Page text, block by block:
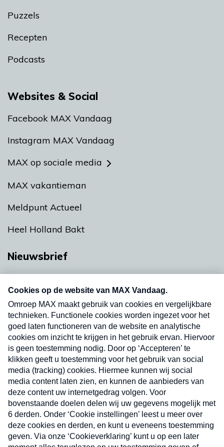
Puzzels
Recepten
Podcasts
Websites & Social
Facebook MAX Vandaag
Instagram MAX Vandaag
MAX op sociale media
MAX vakantieman
Meldpunt Actueel
Heel Holland Bakt
Nieuwsbrief
nieuwsbrief. Elke vrijdag- en dinsdagochtend in
uw mailbox.
Verzend
Nieuwsbrief
Neem hier een gratis abonnement op onze